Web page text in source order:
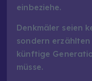
einbeziehe.
Denkmäler seien
sondern
künftige
müsse.